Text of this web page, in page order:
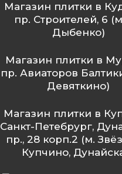
Магазин плитки в
пр. Строителей, 6
Дыбенко)
Магазин плитки в
пр. Авиаторов
Девяткино)
Магазин плитки в
Санкт-Петебрург,
пр., 28 корп.2 (м.
Купчино,